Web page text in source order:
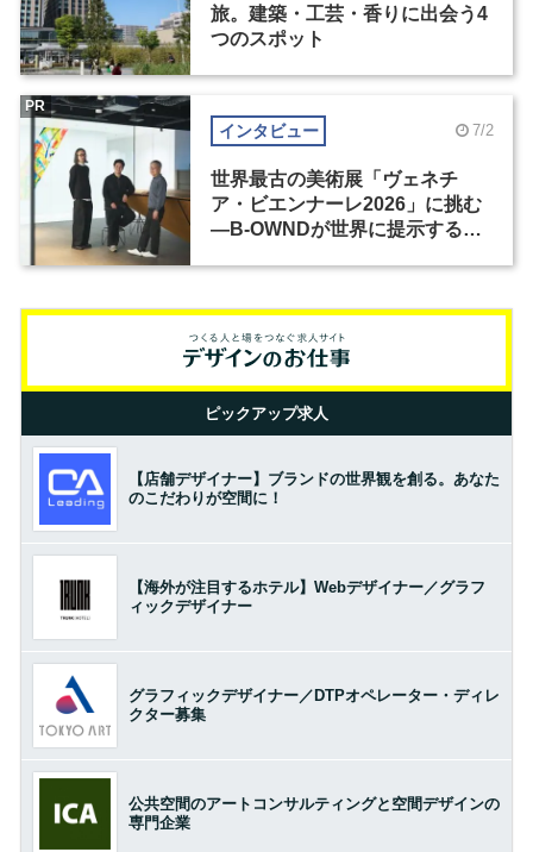
旅。建築・工芸・香りに出会う4
つのスポット
インタビュー 7/2
世界最古の美術展「ヴェネチ
ア・ビエンナーレ2026」に挑む
―B-OWNDが世界に提示する美
PR
ピックアップ求人
【店舗デザイナー】ブランドの世界観を創る。あなた
のこだわりが空間に！
【海外が注目するホテル】Webデザイナー／グラフ
ィックデザイナー
グラフィックデザイナー／DTPオペレーター・ディレ
クター募集
公共空間のアートコンサルティングと空間デザインの
専門企業